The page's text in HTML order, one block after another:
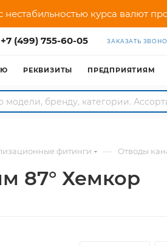
курса валют
+7 (499) 755-60-05 ЗАКАЗАТЬ
РЕКВИЗИТЫ ПРЕДПРИЯТИЯМ
фитинги — Отводы
87° Хемкор